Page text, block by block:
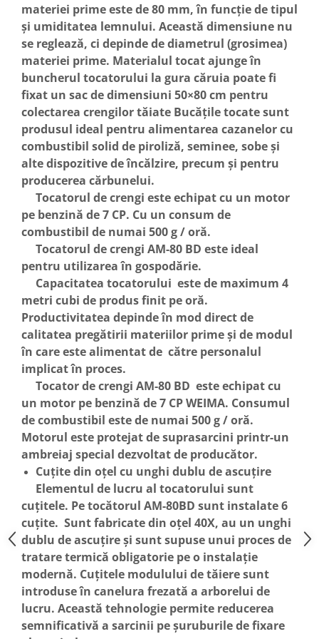
Freze pentru zapada
Instalatii sanitare
Chiuvete
Intretinere
Masini de maturat si accesorii
Masini de tuns iarba
Motocoase
Accesorii motocositoare
Accesorii pentru masini de tuns
gazon
Masini de tuns iarba/gazon
Tractorase pentru gazon
Mobilier pentru gradina
Mori de macinat cereale
Pompe de apa
Motopompe
Accesorii pentru irigatii
Furtunuri
Hidrofoare
Pompe de apa de suprafata
Pompe recirculare
Pompe submersibile
Sisteme de irigat si stropit
Timp liber
Accesorii pentru ATV
Alte vehicule electrice
ATV-uri
Biciclete
Scuter
Tocatoare resturi vegetale
Despicatoare de lemne
Granulatoare de furaje
Invertoare sudura - IGBT / MMA
Aspiratoare
Accesorii auto
Compresoare aer
Echipamente industriale de
brichetare / peletizare
Echipamente pentru protectia
muncii
Generatoare
Pistoale de lipit
materiei prime este de 80 mm, în funcție de tipul
și umiditatea lemnului. Această dimensiune nu
se reglează, ci depinde de diametrul (grosimea)
materiei prime. Materialul tocat ajunge în
buncherul tocatorului la gura căruia poate fi
fixat un sac de dimensiuni 50×80 cm pentru
colectarea crengilor tăiate Bucățile tocate sunt
produsul ideal pentru alimentarea cazanelor cu
combustibil solid de piroliză, seminee, sobe și
alte dispozitive de încălzire, precum și pentru
producerea cărbunelui.
Tocatorul de crengi este echipat cu un motor
pe benzină de 7 CP. Cu un consum de
combustibil de numai 500 g / oră.
Tocatorul de crengi AM-80 BD este ideal
pentru utilizarea în gospodărie.
Capacitatea tocatorului este de maximum 4
metri cubi de produs finit pe oră.
Productivitatea depinde în mod direct de
calitatea pregătirii materiilor prime și de modul
în care este alimentat de către personalul
implicat în proces.
Tocator de crengi AM-80 BD este echipat cu
un motor pe benzină de 7 CP WEIMA. Consumul
de combustibil este de numai 500 g / oră.
Motorul este protejat de suprasarcini printr-un
ambreiaj special dezvoltat de producător.
Cuțite din oțel cu unghi dublu de ascuțire
Elementul de lucru al tocatorului sunt
cuțitele. Pe tocătorul AM-80BD sunt instalate 6
cuțite. Sunt fabricate din oțel 40X, au un unghi
dublu de ascuțire și sunt supuse unui proces de
tratare termică obligatorie pe o instalație
modernă. Cuțitele modulului de tăiere sunt
introduse în canelura frezată a arborelui de
lucru. Această tehnologie permite reducerea
semnificativă a sarcinii pe șuruburile de fixare